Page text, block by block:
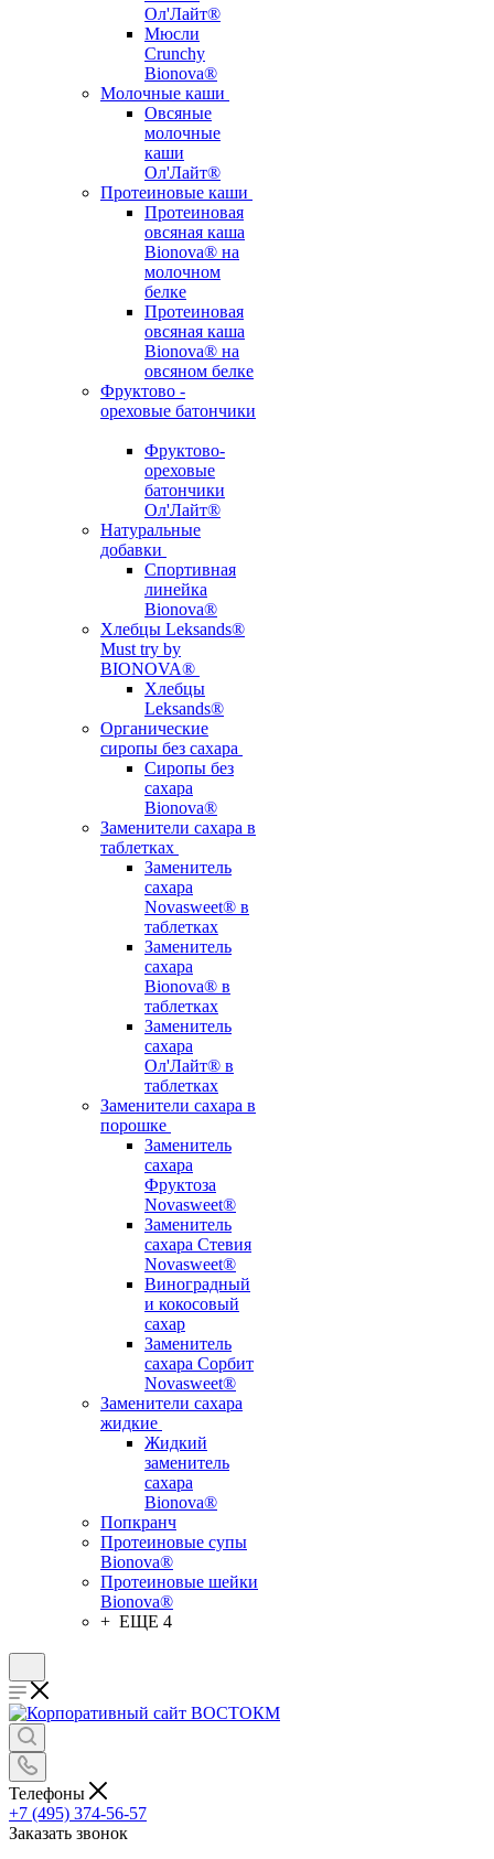
Ол'Лайт®
Мюсли
Crunchy
Bionova®
Молочные каши
Овсяные
молочные
каши
Ол'Лайт®
Протеиновые каши
Протеиновая
овсяная каша
Bionova® на
молочном
белке
Протеиновая
овсяная каша
Bionova® на
овсяном белке
Фруктово -
ореховые батончики
Фруктово-
ореховые
батончики
Ол'Лайт®
Натуральные
добавки
Спортивная
линейка
Bionova®
Хлебцы Leksands®
Must try by
BIONOVA®
Хлебцы
Leksands®
Органические
сиропы без сахара
Сиропы без
сахара
Bionova®
Заменители сахара в
таблетках
Заменитель
сахара
Novasweet® в
таблетках
Заменитель
сахара
Bionova® в
таблетках
Заменитель
сахара
Ол'Лайт® в
таблетках
Заменители сахара в
порошке
Заменитель
сахара
Фруктоза
Novasweet®
Заменитель
сахара Стевия
Novasweet®
Виноградный
и кокосовый
сахар
Заменитель
сахара Сорбит
Novasweet®
Заменители сахара
жидкие
Жидкий
заменитель
сахара
Bionova®
Попкранч
Протеиновые супы
Bionova®
Протеиновые шейки
Bionova®
+ ЕЩЕ 4
Телефоны
+7 (495) 374-56-57
Заказать звонок